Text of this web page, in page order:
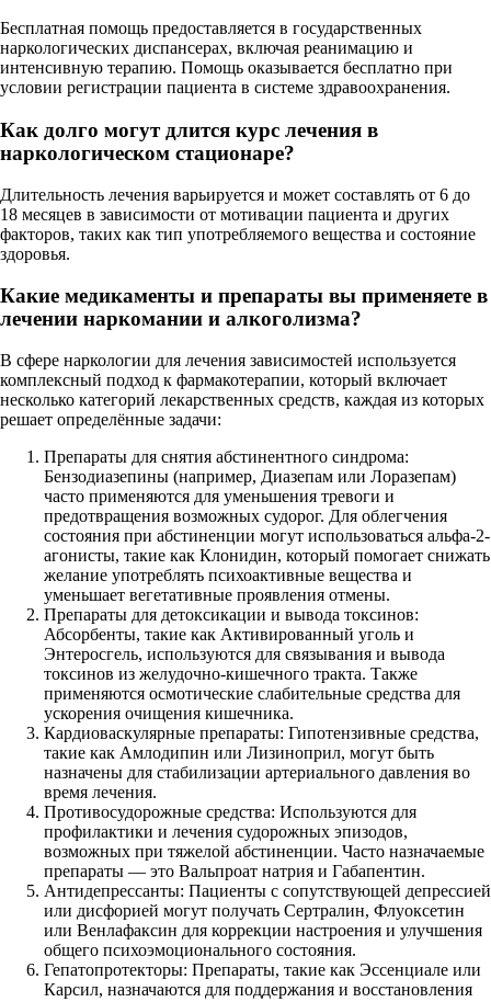
Бесплатная помощь предоставляется в государственных
наркологических диспансерах, включая реанимацию и
интенсивную терапию. Помощь оказывается бесплатно при
условии регистрации пациента в системе здравоохранения.
Как долго могут длится курс лечения в
наркологическом стационаре?
Длительность лечения варьируется и может составлять от 6 до
18 месяцев в зависимости от мотивации пациента и других
факторов, таких как тип употребляемого вещества и состояние
здоровья.
Какие медикаменты и препараты вы применяете в
лечении наркомании и алкоголизма?
В сфере наркологии для лечения зависимостей используется
комплексный подход к фармакотерапии, который включает
несколько категорий лекарственных средств, каждая из которых
решает определённые задачи:
Препараты для снятия абстинентного синдрома:
Бензодиазепины (например, Диазепам или Лоразепам)
часто применяются для уменьшения тревоги и
предотвращения возможных судорог. Для облегчения
состояния при абстиненции могут использоваться альфа-2-
агонисты, такие как Клонидин, который помогает снижать
желание употреблять психоактивные вещества и
уменьшает вегетативные проявления отмены.
Препараты для детоксикации и вывода токсинов:
Абсорбенты, такие как Активированный уголь и
Энтеросгель, используются для связывания и вывода
токсинов из желудочно-кишечного тракта. Также
применяются осмотические слабительные средства для
ускорения очищения кишечника.
Кардиоваскулярные препараты: Гипотензивные средства,
такие как Амлодипин или Лизиноприл, могут быть
назначены для стабилизации артериального давления во
время лечения.
Противосудорожные средства: Используются для
профилактики и лечения судорожных эпизодов,
возможных при тяжелой абстиненции. Часто назначаемые
препараты — это Вальпроат натрия и Габапентин.
Антидепрессанты: Пациенты с сопутствующей депрессией
или дисфорией могут получать Сертралин, Флуоксетин
или Венлафаксин для коррекции настроения и улучшения
общего психоэмоционального состояния.
Гепатопротекторы: Препараты, такие как Эссенциале или
Карсил, назначаются для поддержания и восстановления